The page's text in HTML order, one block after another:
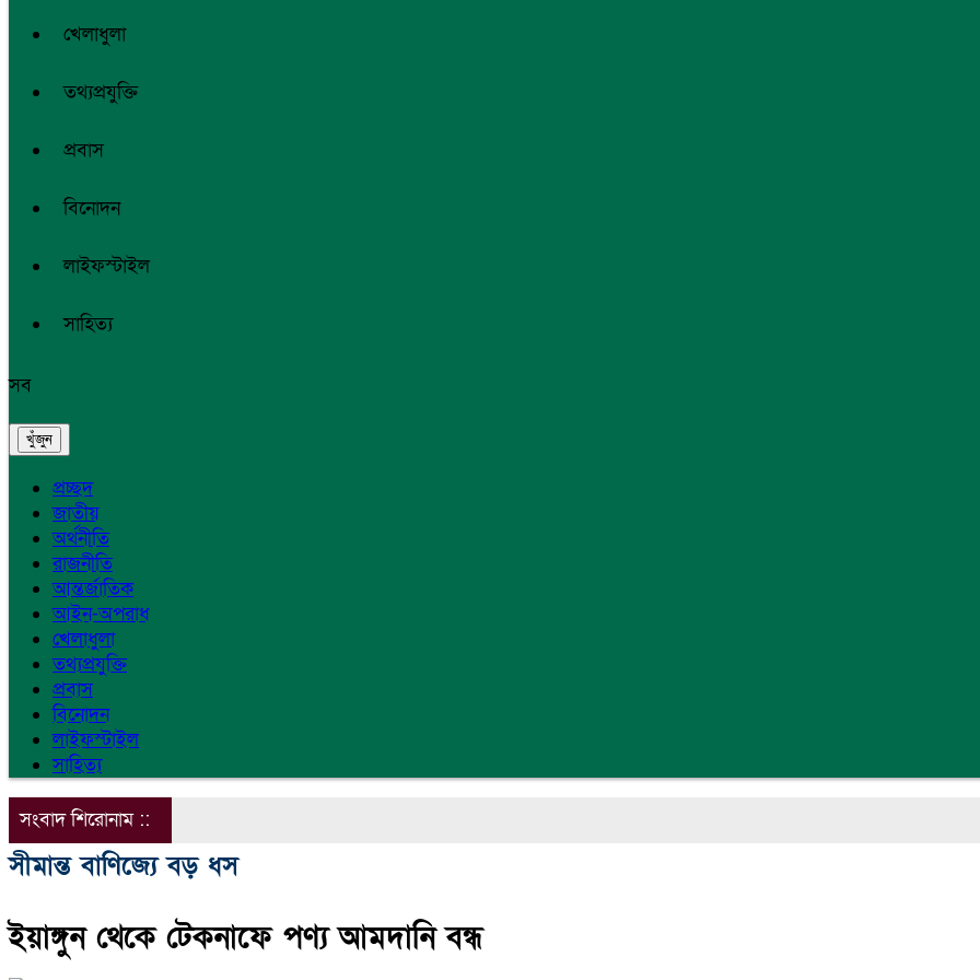
খেলাধুলা
তথ্যপ্রযুক্তি
প্রবাস
বিনোদন
লাইফস্টাইল
সাহিত্য
সব
প্রচ্ছদ
জাতীয়
অর্থনীতি
রাজনীতি
আন্তর্জাতিক
আইন-অপরাধ
খেলাধুলা
তথ্যপ্রযুক্তি
প্রবাস
বিনোদন
লাইফস্টাইল
সাহিত্য
সংবাদ শিরোনাম ::
সীমান্ত বাণিজ্যে বড় ধস
ইয়াঙ্গুন থেকে টেকনাফে পণ্য আমদানি বন্ধ